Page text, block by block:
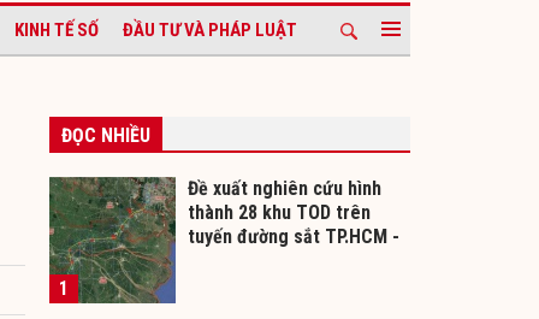
KINH TẾ SỐ ĐẦU TƯ VÀ PHÁP LUẬT
ĐỌC NHIỀU
1
Đề xuất nghiên cứu hình
thành 28 khu TOD trên
tuyến đường sắt TP.HCM -